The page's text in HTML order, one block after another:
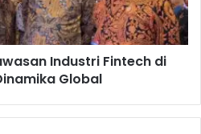
Industri Fintech di
Global